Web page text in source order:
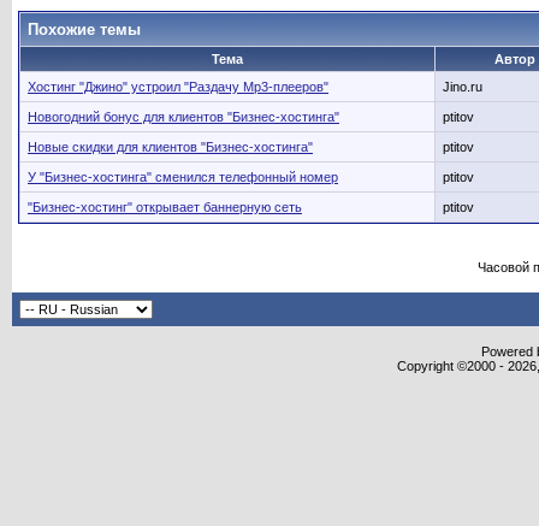
Похожие темы
Тема
Автор
Хостинг "Джино" устроил "Раздачу Mp3-плееров"
Jino.ru
Новогодний бонус для клиентов "Бизнес-хостинга" ptitov
Новые скидки для клиентов "Бизнес-хостинга" ptitov
У "Бизнес-хостинга" сменился телефонный номер ptitov
"Бизнес-хостинг" открывает баннерную сеть ptitov
Часовой
Powered
Copyright ©2000 -